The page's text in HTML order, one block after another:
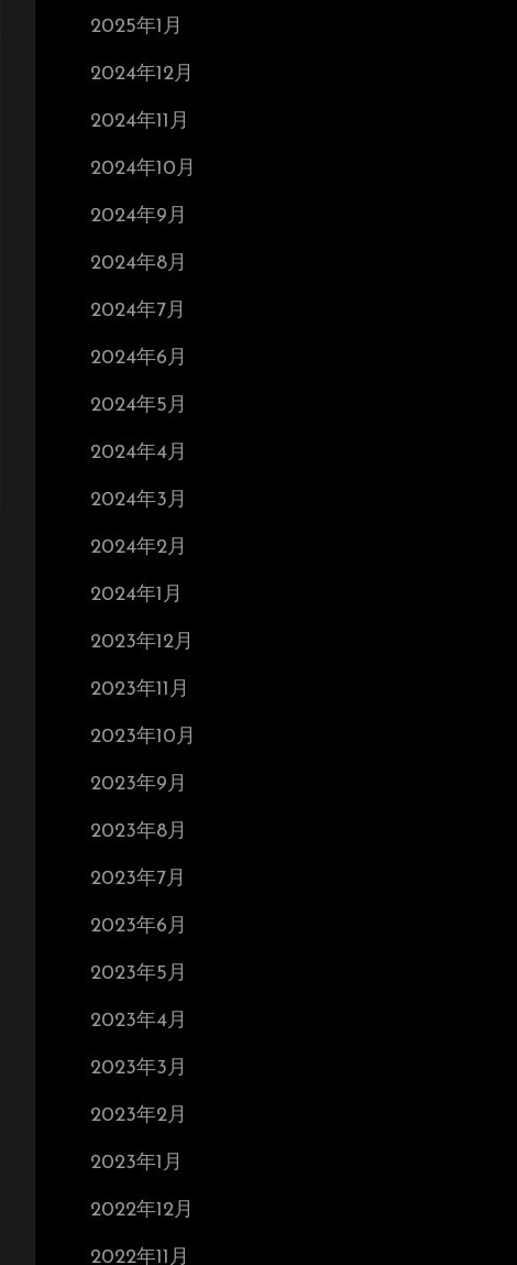
2025年1月
2024年12月
2024年11月
2024年10月
2024年9月
2024年8月
2024年7月
2024年6月
2024年5月
2024年4月
2024年3月
2024年2月
2024年1月
2023年12月
2023年11月
2023年10月
2023年9月
2023年8月
2023年7月
2023年6月
2023年5月
2023年4月
2023年3月
2023年2月
2023年1月
2022年12月
2022年11月